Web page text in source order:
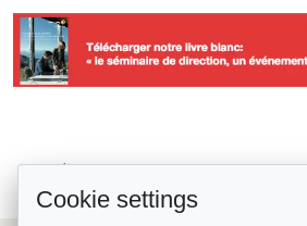
PépitesMiceHivernales#9
Cookie settings